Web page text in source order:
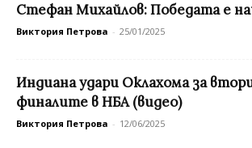
Стефан Михайлов: Победата е
Виктория Петрова - 25/01/2025
Индиана удари Оклахома за
финалите в НБА (видео)
Виктория Петрова - 12/06/2025